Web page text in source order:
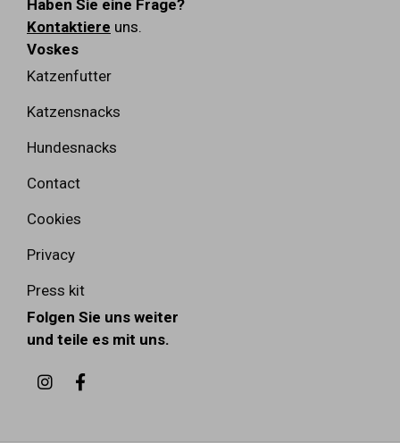
Haben Sie eine Frage?
Kontaktiere uns.
Voskes
Katzenfutter
Katzensnacks
Hundesnacks
Contact
Cookies
Privacy
Press kit
Folgen Sie uns weiter
und teile es mit uns.